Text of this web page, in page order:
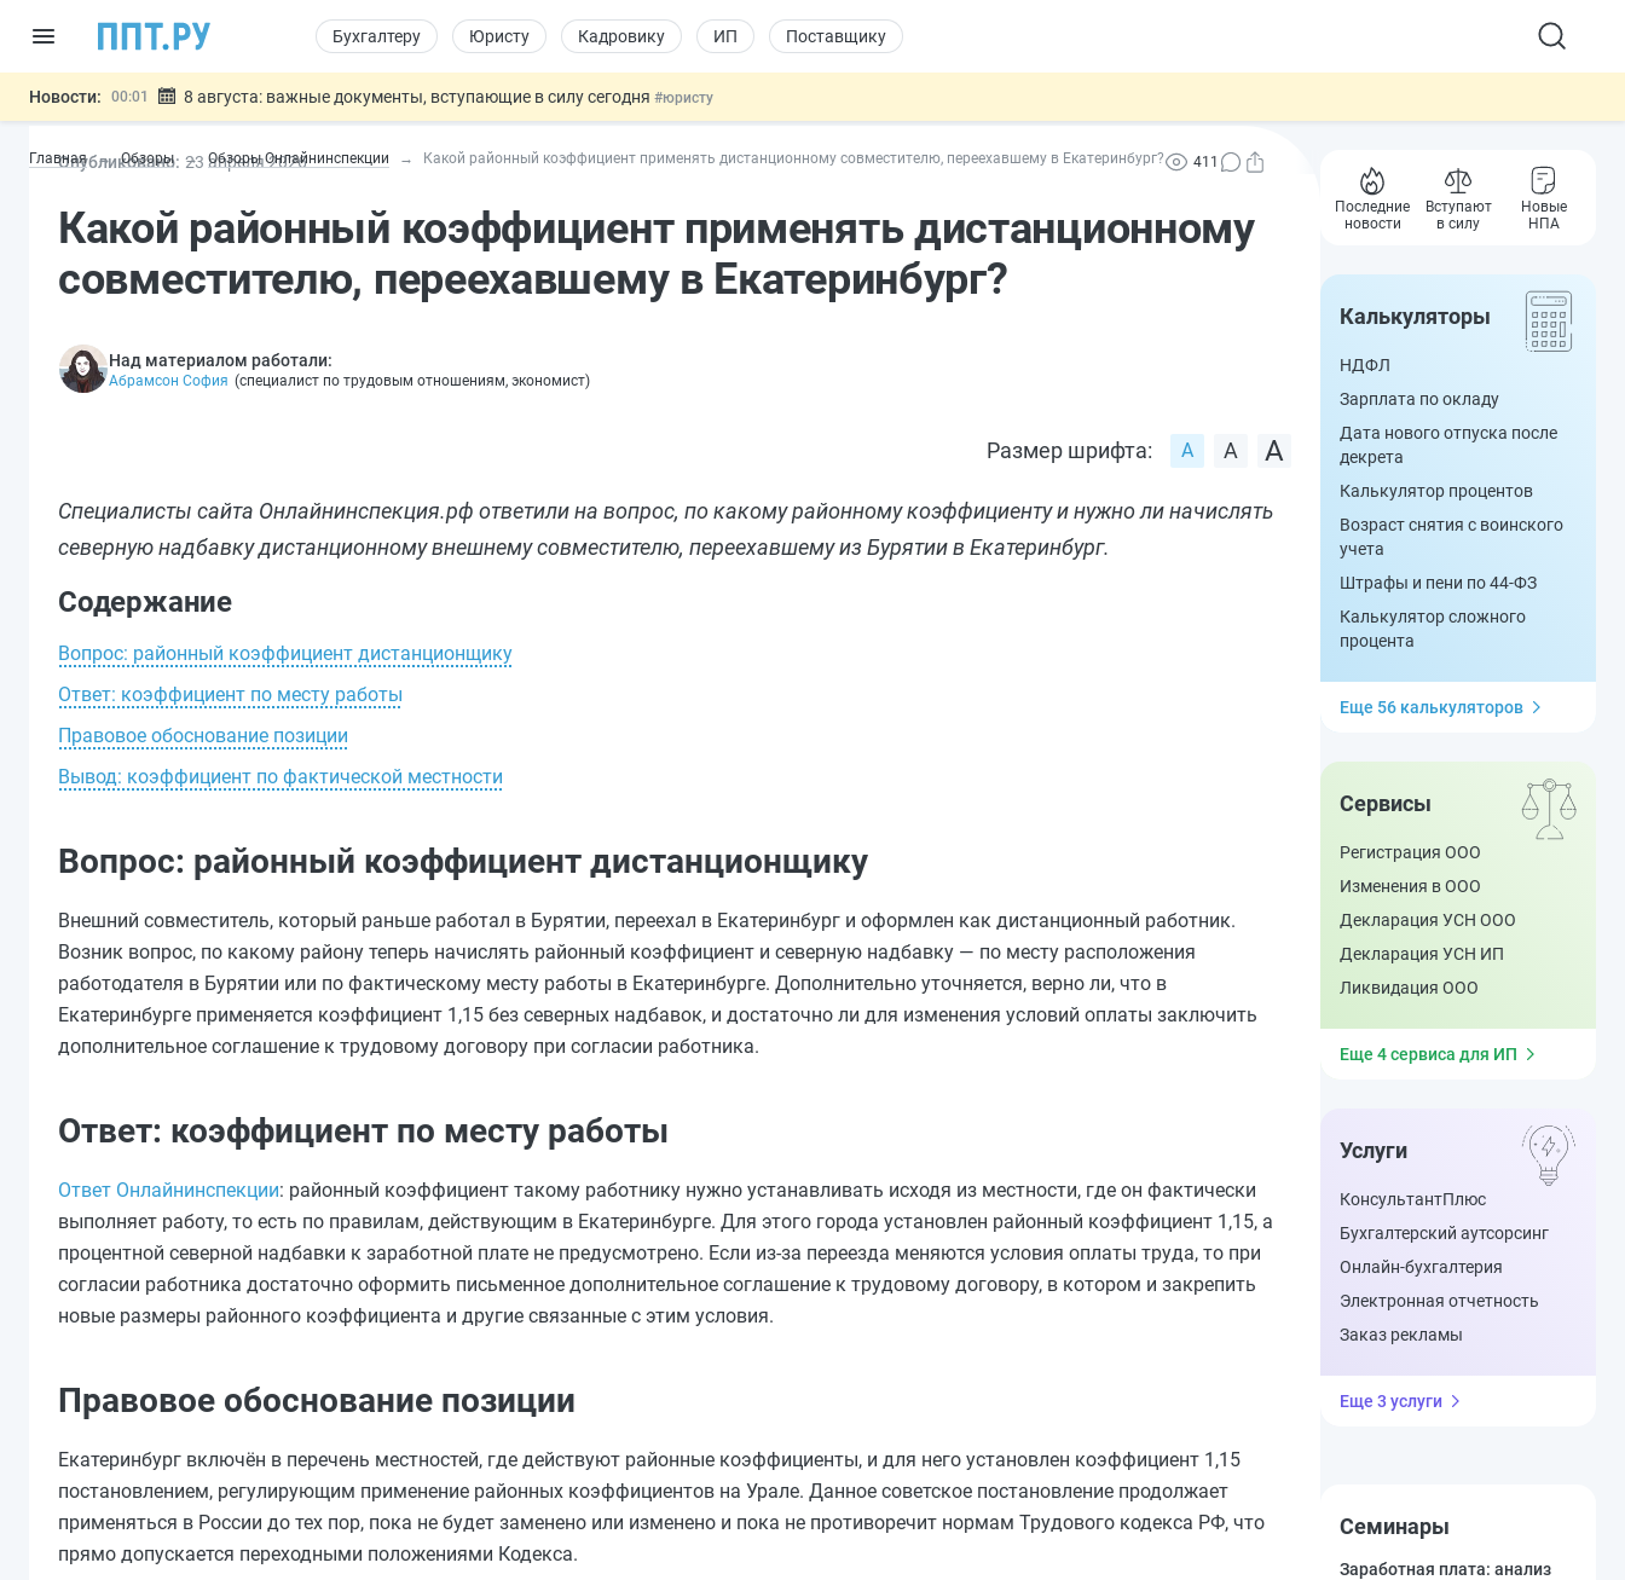
Бухгалтеру Юристу Кадровику ИП Поставщику
Новости: 00:01 8 августа: важные документы, вступающие в силу сегодня #юристу
07.08 Дистанционную работу беременных пропишут в ТК РФ#кадровику
07.08
Важно Разработают единые критерии трудовых и ГПХ-отношений#кадровику
Главная Обзоры Обзоры Онлайнинспекции Какой районный коэффициент применять дистанционному совместителю, переехавшему в Екатеринбург?
Опубликовано: 23 апреля2026 411
Какой районный коэффициент применять дистанционному
совместителю, переехавшему в Екатеринбург?
Над материалом работали:
Абрамсон София (специалист по трудовым отношениям, экономист)
Размер шрифта:
Специалисты сайта Онлайнинспекция.рф ответили на вопрос, по какому районному коэффициенту и нужно ли начислять
северную надбавку дистанционному внешнему совместителю, переехавшему из Бурятии в Екатеринбург.
Содержание
Вопрос: районный коэффициент дистанционщику
Ответ: коэффициент по месту работы
Правовое обоснование позиции
Вывод: коэффициент по фактической местности
Вопрос: районный коэффициент дистанционщику
Внешний совместитель, который раньше работал в Бурятии, переехал в Екатеринбург и оформлен как дистанционный работник.
Возник вопрос, по какому району теперь начислять районный коэффициент и северную надбавку — по месту расположения
работодателя в Бурятии или по фактическому месту работы в Екатеринбурге. Дополнительно уточняется, верно ли, что в
Екатеринбурге применяется коэффициент 1,15 без северных надбавок, и достаточно ли для изменения условий оплаты заключить
дополнительное соглашение к трудовому договору при согласии работника.
Ответ: коэффициент по месту работы
Ответ Онлайнинспекции: районный коэффициент такому работнику нужно устанавливать исходя из местности, где он фактически
выполняет работу, то есть по правилам, действующим в Екатеринбурге. Для этого города установлен районный коэффициент 1,15, а
процентной северной надбавки к заработной плате не предусмотрено. Если из-за переезда меняются условия оплаты труда, то при
согласии работника достаточно оформить письменное дополнительное соглашение к трудовому договору, в котором и закрепить
новые размеры районного коэффициента и другие связанные с этим условия.
Правовое обоснование позиции
Екатеринбург включён в перечень местностей, где действуют районные коэффициенты, и для него установлен коэффициент 1,15
постановлением, регулирующим применение районных коэффициентов на Урале. Данное советское постановление продолжает
применяться в России до тех пор, пока не будет заменено или изменено и пока не противоречит нормам Трудового кодекса РФ, что
прямо допускается переходными положениями Кодекса.
Последние
новости
Вступают
в силу
Новые
НПА
Калькуляторы
НДФЛ
Зарплата по окладу
Дата нового отпуска после
декрета
Калькулятор процентов
Возраст снятия с воинского
учета
Штрафы и пени по 44-ФЗ
Калькулятор сложного
процента
Еще 56 калькуляторов
Сервисы
Регистрация ООО
Изменения в ООО
Декларация УСН ООО
Декларация УСН ИП
Ликвидация ООО
Еще 4 сервиса для ИП
Услуги
КонсультантПлюс
Бухгалтерский аутсорсинг
Онлайн-бухгалтерия
Электронная отчетность
Заказ рекламы
Еще 3 услуги
Семинары
Заработная плата: анализ